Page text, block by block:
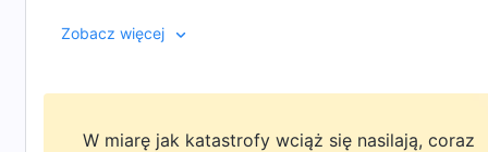
może mieć taka pogoń za sławą, korzyściami i
stąpając po ziemi i przepięknie śpiewając ku
zakosztować spokoju i radości, jakie płyną z
Niektóre materiały zawarte w tym filmie pochodzą z
Zobacz więcej
W miarę jak katastrofy wciąż się nasilają, coraz